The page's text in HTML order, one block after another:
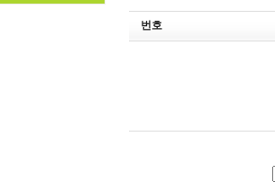
번호